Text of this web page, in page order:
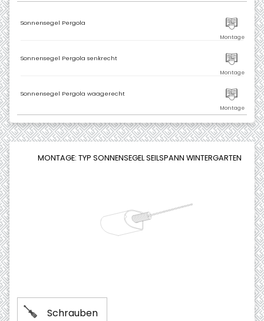
Sonnensegel Pergola
Sonnensegel Pergola senkrecht
Sonnensegel Pergola waagerecht
MONTAGE: TYP SONNENSEGEL SEILSPANN WINTERGARTEN
Schrauben